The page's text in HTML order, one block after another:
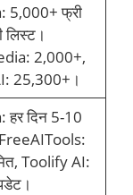
5,000+ फ्री
लिस्ट।
2,000+,
25,300+।
दिन 5-10
Toolify AI: